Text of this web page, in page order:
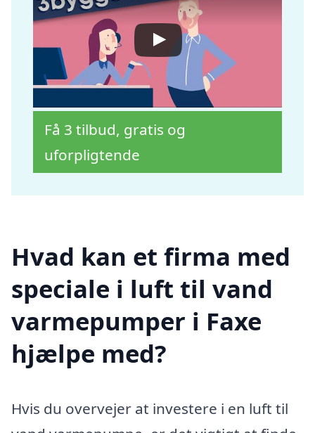
Få 3 tilbud, gratis og
uforpligtende
Hvad kan et firma med
speciale i luft til vand
varmepumper i Faxe
hjælpe med?
Hvis du overvejer at investere i en luft til